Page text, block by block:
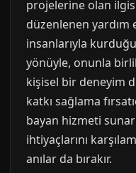
projelerine olan
düzenlenen
insanlarıyla
yönüyle, onunla
kişisel bir deneyim
katkı sağlama
bayan hizmeti
ihtiyaçlarını
anılar da bırakır.